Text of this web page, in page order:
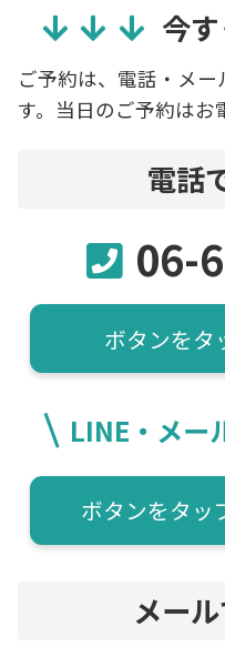
今
ご予約は、電話・メー
す。当日のご予約はお
電話
06-
ボタンをタ
LINE・メー
ボタンをタッ
メー